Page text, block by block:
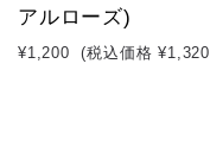
アルローズ)
¥1,200 (税込価格 ¥1,320